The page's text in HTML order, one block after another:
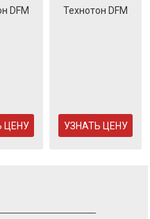
DFM
ЦЕНУ
Технотон DFM
УЗНАТЬ ЦЕНУ